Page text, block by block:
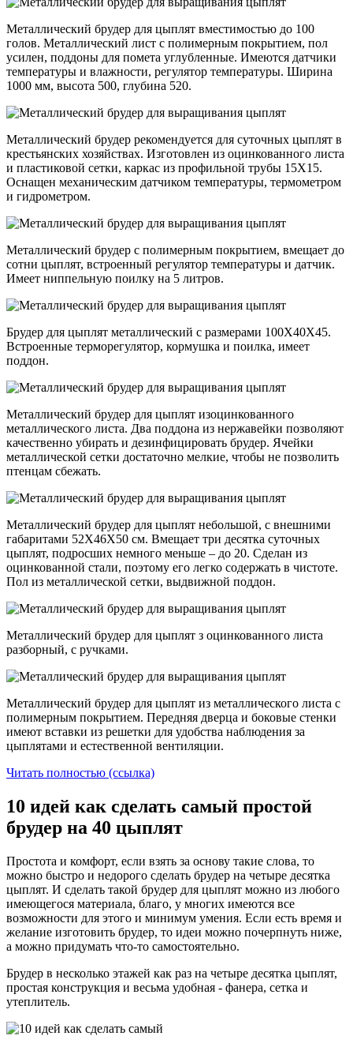
Металлический брудер для цыплят вместимостью до 100
голов. Металлический лист с полимерным покрытием, пол
усилен, поддоны для помета углубленные. Имеются датчики
температуры и влажности, регулятор температуры. Ширина
1000 мм, высота 500, глубина 520.
Металлический брудер рекомендуется для суточных цыплят в
крестьянских хозяйствах. Изготовлен из оцинкованного листа
и пластиковой сетки, каркас из профильной трубы 15Х15.
Оснащен механическим датчиком температуры, термометром
и гидрометром.
Металлический брудер с полимерным покрытием, вмещает до
сотни цыплят, встроенный регулятор температуры и датчик.
Имеет ниппельную поилку на 5 литров.
Брудер для цыплят металлический с размерами 100Х40Х45.
Встроенные терморегулятор, кормушка и поилка, имеет
поддон.
Металлический брудер для цыплят изоцинкованного
металлического листа. Два поддона из нержавейки позволяют
качественно убирать и дезинфицировать брудер. Ячейки
металлической сетки достаточно мелкие, чтобы не позволить
птенцам сбежать.
Металлический брудер для цыплят небольшой, с внешними
габаритами 52Х46Х50 см. Вмещает три десятка суточных
цыплят, подросших немного меньше – до 20. Сделан из
оцинкованной стали, поэтому его легко содержать в чистоте.
Пол из металлической сетки, выдвижной поддон.
Металлический брудер для цыплят з оцинкованного листа
разборный, с ручками.
Металлический брудер для цыплят из металлического листа с
полимерным покрытием. Передняя дверца и боковые стенки
имеют вставки из решетки для удобства наблюдения за
цыплятами и естественной вентиляции.
Читать полностью (ссылка)
10 идей как сделать самый простой
брудер на 40 цыплят
Простота и комфорт, если взять за основу такие слова, то
можно быстро и недорого сделать брудер на четыре десятка
цыплят. И сделать такой брудер для цыплят можно из любого
имеющегося материала, благо, у многих имеются все
возможности для этого и минимум умения. Если есть время и
желание изготовить брудер, то идеи можно почерпнуть ниже,
а можно придумать что-то самостоятельно.
Брудер в несколько этажей как раз на четыре десятка цыплят,
простая конструкция и весьма удобная - фанера, сетка и
утеплитель.